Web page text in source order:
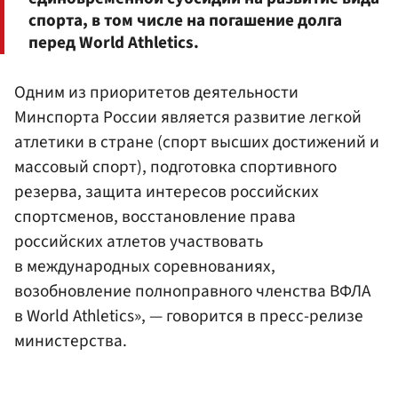
спорта, в том числе на погашение долга
перед World Athletics.
Одним из приоритетов деятельности
Минспорта России является развитие легкой
атлетики в стране (спорт высших достижений и
массовый спорт), подготовка спортивного
резерва, защита интересов российских
спортсменов, восстановление права
российских атлетов участвовать
в международных соревнованиях,
возобновление полноправного членства ВФЛА
в World Athletics», — говорится в пресс-релизе
министерства.